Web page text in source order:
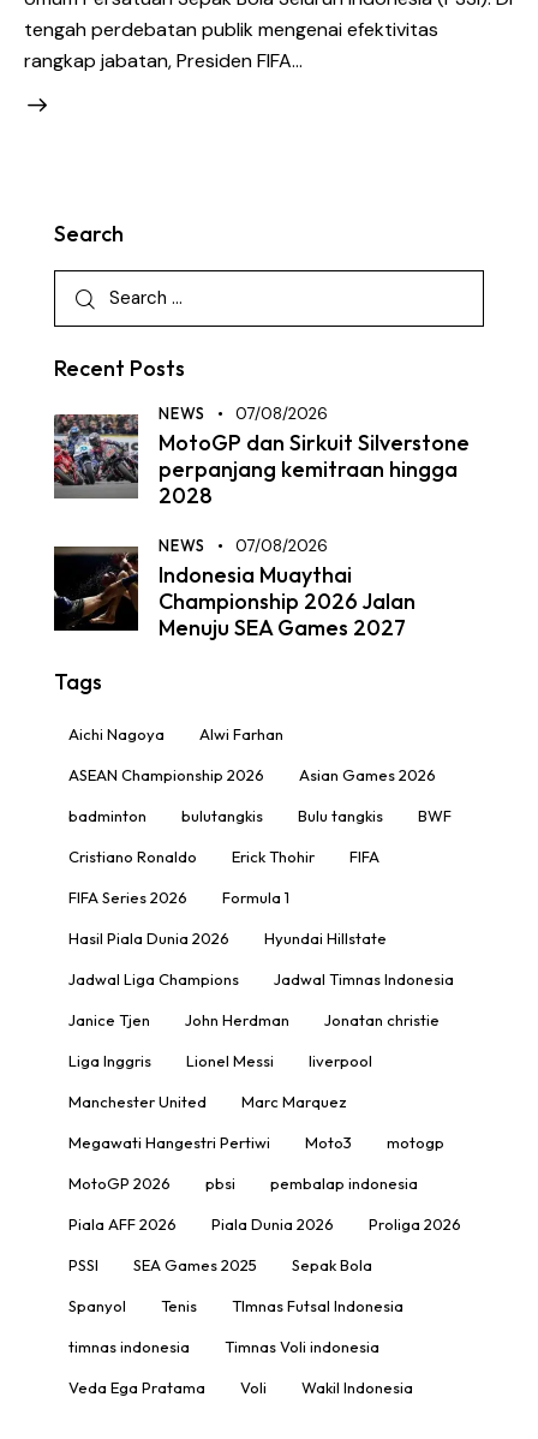
tengah perdebatan publik mengenai efektivitas
rangkap jabatan, Presiden FIFA…
Search
Recent Posts
NEWS 07/08/2026
MotoGP dan Sirkuit Silverstone
perpanjang kemitraan hingga
2028
NEWS 07/08/2026
Indonesia Muaythai
Championship 2026 Jalan
Menuju SEA Games 2027
Tags
Aichi Nagoya Alwi Farhan
ASEAN Championship 2026 Asian Games 2026
badminton bulutangkis Bulu tangkis BWF
Cristiano Ronaldo Erick Thohir FIFA
FIFA Series 2026 Formula 1
Hasil Piala Dunia 2026 Hyundai Hillstate
Jadwal Liga Champions Jadwal Timnas Indonesia
Janice Tjen John Herdman Jonatan christie
Liga Inggris Lionel Messi liverpool
Manchester United Marc Marquez
Megawati Hangestri Pertiwi Moto3 motogp
MotoGP 2026 pbsi pembalap indonesia
Piala AFF 2026 Piala Dunia 2026 Proliga 2026
PSSI SEA Games 2025 Sepak Bola
Spanyol Tenis TImnas Futsal Indonesia
timnas indonesia Timnas Voli indonesia
Veda Ega Pratama Voli Wakil Indonesia